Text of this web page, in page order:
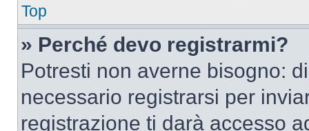
Top
» Perché devo registrarmi?
Potresti non averne bisogno:
necessario registrarsi per
registrazione ti darà accesso